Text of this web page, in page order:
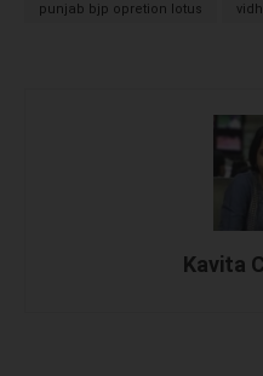
punjab bjp opretion lotus
Kavita